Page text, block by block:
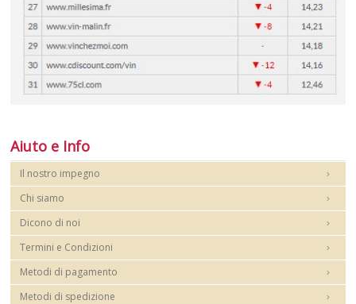
Aiuto e Info
Il nostro impegno
Chi siamo
Dicono di noi
Termini e Condizioni
Metodi di pagamento
Metodi di spedizione